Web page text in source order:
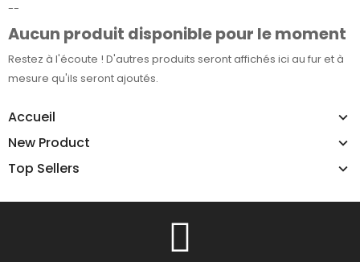
Accueil
New Product
Top Sellers
--
Aucun produit disponible pour le moment
Restez à l'écoute ! D'autres produits seront affichés ici au fur et à
mesure qu'ils seront ajoutés.